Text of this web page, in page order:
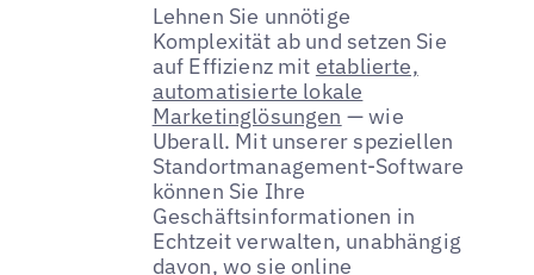
Lehnen Sie unnötige
Komplexität ab und setzen Sie
auf Effizienz mit etablierte,
automatisierte lokale
Marketinglösungen — wie
Uberall. Mit unserer speziellen
Standortmanagement-Software
können Sie Ihre
Geschäftsinformationen in
Echtzeit verwalten, unabhängig
davon, wo sie online